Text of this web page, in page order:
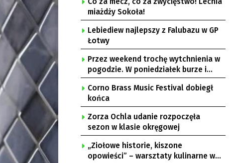
miażdży Sokoła!
Lebiediew najlepszy z Falubazu w GP
Łotwy
Przez weekend trochę wytchnienia w
pogodzie. W poniedziałek burze i
upał
Corno Brass Music Festival dobiegł
końca
Zorza Ochla udanie rozpoczęła
sezon w klasie okręgowej
„Ziołowe historie, kiszone
opowieści” – warsztaty kulinarne w